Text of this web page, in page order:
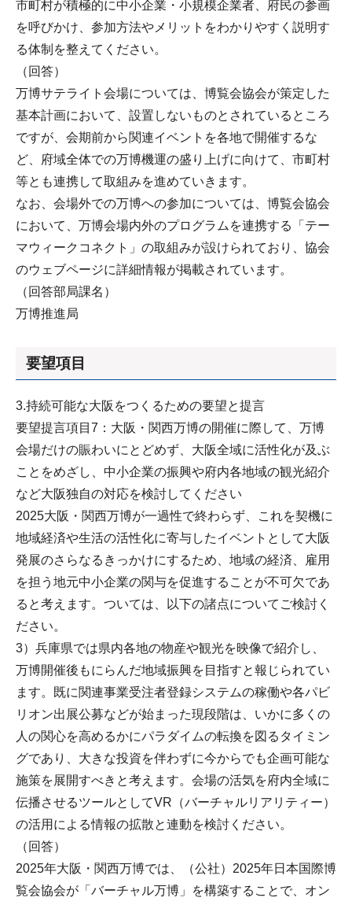
市町村が積極的に中小企業・小規模企業者、府民の参画
を呼びかけ、参加方法やメリットをわかりやすく説明す
る体制を整えてください。
（回答）
万博サテライト会場については、博覧会協会が策定した
基本計画において、設置しないものとされているところ
ですが、会期前から関連イベントを各地で開催するな
ど、府域全体での万博機運の盛り上げに向けて、市町村
等とも連携して取組みを進めていきます。
なお、会場外での万博への参加については、博覧会協会
において、万博会場内外のプログラムを連携する「テー
マウィークコネクト」の取組みが設けられており、協会
のウェブページに詳細情報が掲載されています。
（回答部局課名）
万博推進局
要望項目
3.持続可能な大阪をつくるための要望と提言
要望提言項目7：大阪・関西万博の開催に際して、万博
会場だけの賑わいにとどめず、大阪全域に活性化が及ぶ
ことをめざし、中小企業の振興や府内各地域の観光紹介
など大阪独自の対応を検討してください
2025大阪・関西万博が一過性で終わらず、これを契機に
地域経済や生活の活性化に寄与したイベントとして大阪
発展のさらなるきっかけにするため、地域の経済、雇用
を担う地元中小企業の関与を促進することが不可欠であ
ると考えます。ついては、以下の諸点についてご検討く
ださい。
3）兵庫県では県内各地の物産や観光を映像で紹介し、
万博開催後もにらんだ地域振興を目指すと報じられてい
ます。既に関連事業受注者登録システムの稼働や各パビ
リオン出展公募などが始まった現段階は、いかに多くの
人の関心を高めるかにパラダイムの転換を図るタイミン
グであり、大きな投資を伴わずに今からでも企画可能な
施策を展開すべきと考えます。会場の活気を府内全域に
伝播させるツールとしてVR（バーチャルリアリティー）
の活用による情報の拡散と連動を検討ください。
（回答）
2025年大阪・関西万博では、（公社）2025年日本国際博
覧会協会が「バーチャル万博」を構築することで、オン